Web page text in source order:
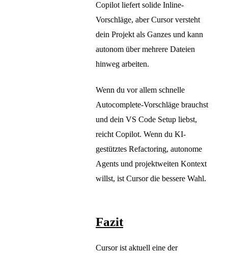
Copilot liefert solide Inline-
Vorschläge, aber Cursor versteht
dein Projekt als Ganzes und kann
autonom über mehrere Dateien
hinweg arbeiten.
Wenn du vor allem schnelle
Autocomplete-Vorschläge brauchst
und dein VS Code Setup liebst,
reicht Copilot. Wenn du KI-
gestütztes Refactoring, autonome
Agents und projektweiten Kontext
willst, ist Cursor die bessere Wahl.
Fazit
Cursor ist aktuell eine der